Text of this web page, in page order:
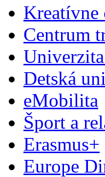
Kreatívne
Centrum
Detská
eMobilita
Šport a
Erasmus+
Europe